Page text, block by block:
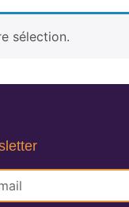
sélection.